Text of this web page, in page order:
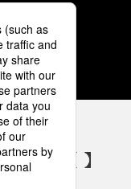
5
カウント